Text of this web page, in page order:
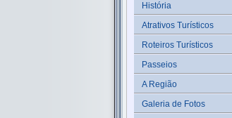
História
Atrativos Turísticos
Roteiros Turísticos
Passeios
A Região
Galeria de Fotos